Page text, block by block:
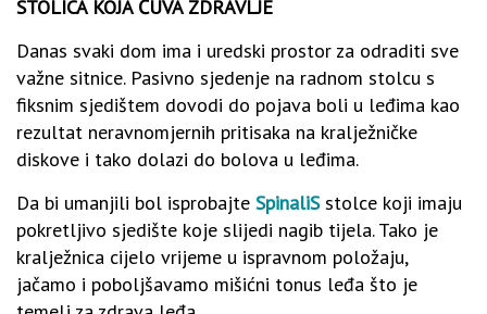
STOLICA KOJA ČUVA ZDRAVLJE
Danas svaki dom ima i uredski prostor za odraditi sve
važne sitnice. Pasivno sjedenje na radnom stolcu s
fiksnim sjedištem dovodi do pojava boli u leđima kao
rezultat neravnomjernih pritisaka na kralježničke
diskove i tako dolazi do bolova u leđima.
Da bi umanjili bol isprobajte SpinaliSstolce koji imaju
pokretljivo sjedište koje slijedi nagib tijela. Tako je
kralježnica cijelo vrijeme u ispravnom položaju,
jačamo i poboljšavamo mišićni tonus leđa što je